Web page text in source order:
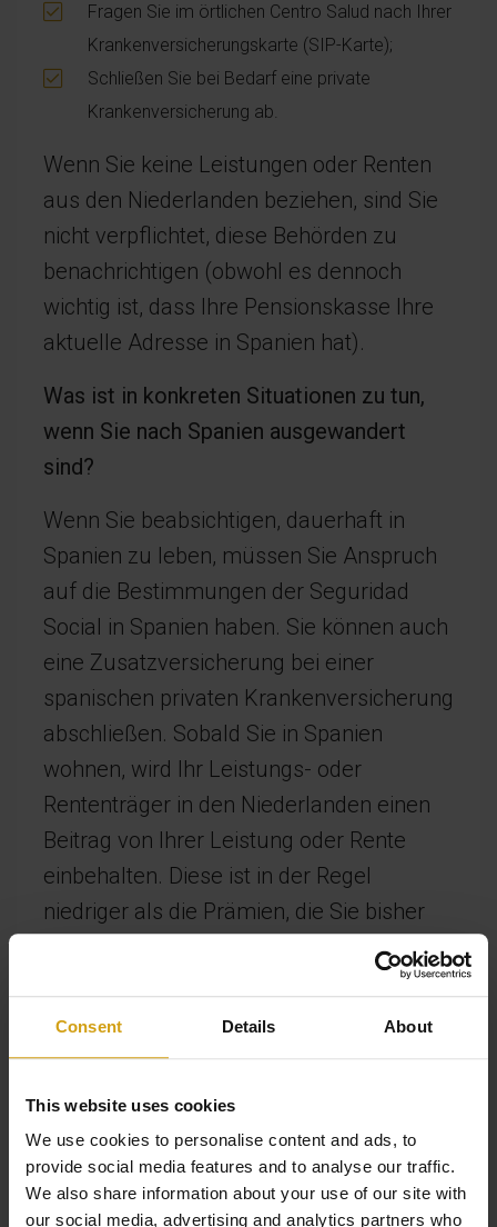
Consent Details About
This website uses cookies
We use cookies to personalise content and ads, to
provide social media features and to analyse our traffic.
We also share information about your use of our site with
our social media, advertising and analytics partners who
Fragen Sie im örtlichen Centro Salud nach Ihrer
Krankenversicherungskarte (SIP-Karte);
Schließen Sie bei Bedarf eine private
Krankenversicherung ab.
Wenn Sie keine Leistungen oder Renten
aus den Niederlanden beziehen, sind Sie
nicht verpflichtet, diese Behörden zu
benachrichtigen (obwohl es dennoch
wichtig ist, dass Ihre Pensionskasse Ihre
aktuelle Adresse in Spanien hat).
Was ist in konkreten Situationen zu tun,
wenn Sie nach Spanien ausgewandert
sind?
Wenn Sie beabsichtigen, dauerhaft in
Spanien zu leben, müssen Sie Anspruch
auf die Bestimmungen der Seguridad
Social in Spanien haben. Sie können auch
eine Zusatzversicherung bei einer
spanischen privaten Krankenversicherung
abschließen. Sobald Sie in Spanien
wohnen, wird Ihr Leistungs- oder
Rententräger in den Niederlanden einen
Beitrag von Ihrer Leistung oder Rente
einbehalten. Diese ist in der Regel
niedriger als die Prämien, die Sie bisher
gezahlt haben. Wenn Sie keine Leistung
beziehen, werden die Prämien der
spanischen Krankenkasse von Ihrem
abgezogen. Nachfolgend sehen Sie eine
Reihe spezifischer Situationen, in denen